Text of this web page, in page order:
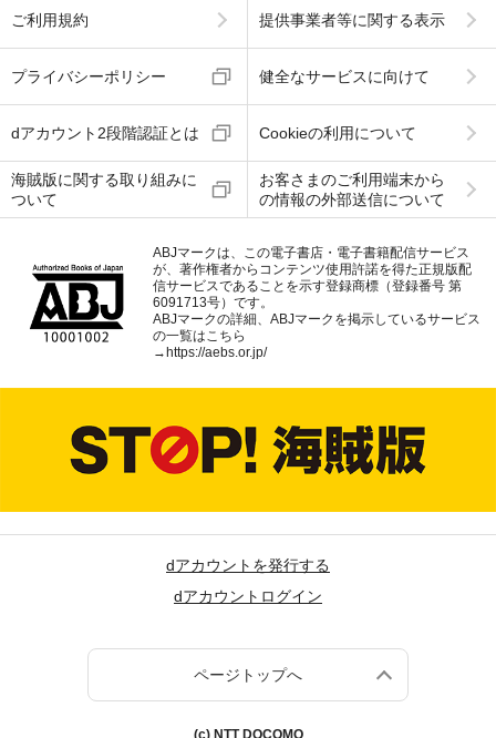
ご利用規約 提供事業者等に関する表示
プライバシーポリシー 健全なサービスに向けて
dアカウント2段階認証とは Cookieの利用について
海賊版に関する取り組みに
ついて
お客さまのご利用端末から
の情報の外部送信について
ABJマークは、この電子書店・電子書籍配信サービス
が、著作権者からコンテンツ使用許諾を得た正規版配
信サービスであることを示す登録商標（登録番号 第
6091713号）です。
ABJマークの詳細、ABJマークを掲示しているサービス
の一覧はこちら
→ https://aebs.or.jp/
dアカウントを発行する
dアカウントログイン
ページトップへ